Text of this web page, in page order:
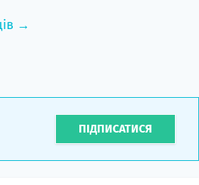
→
ПІДПИСАТИСЯ